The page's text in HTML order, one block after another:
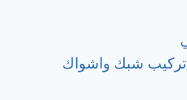
0506025079/تركيب شبك واشواك